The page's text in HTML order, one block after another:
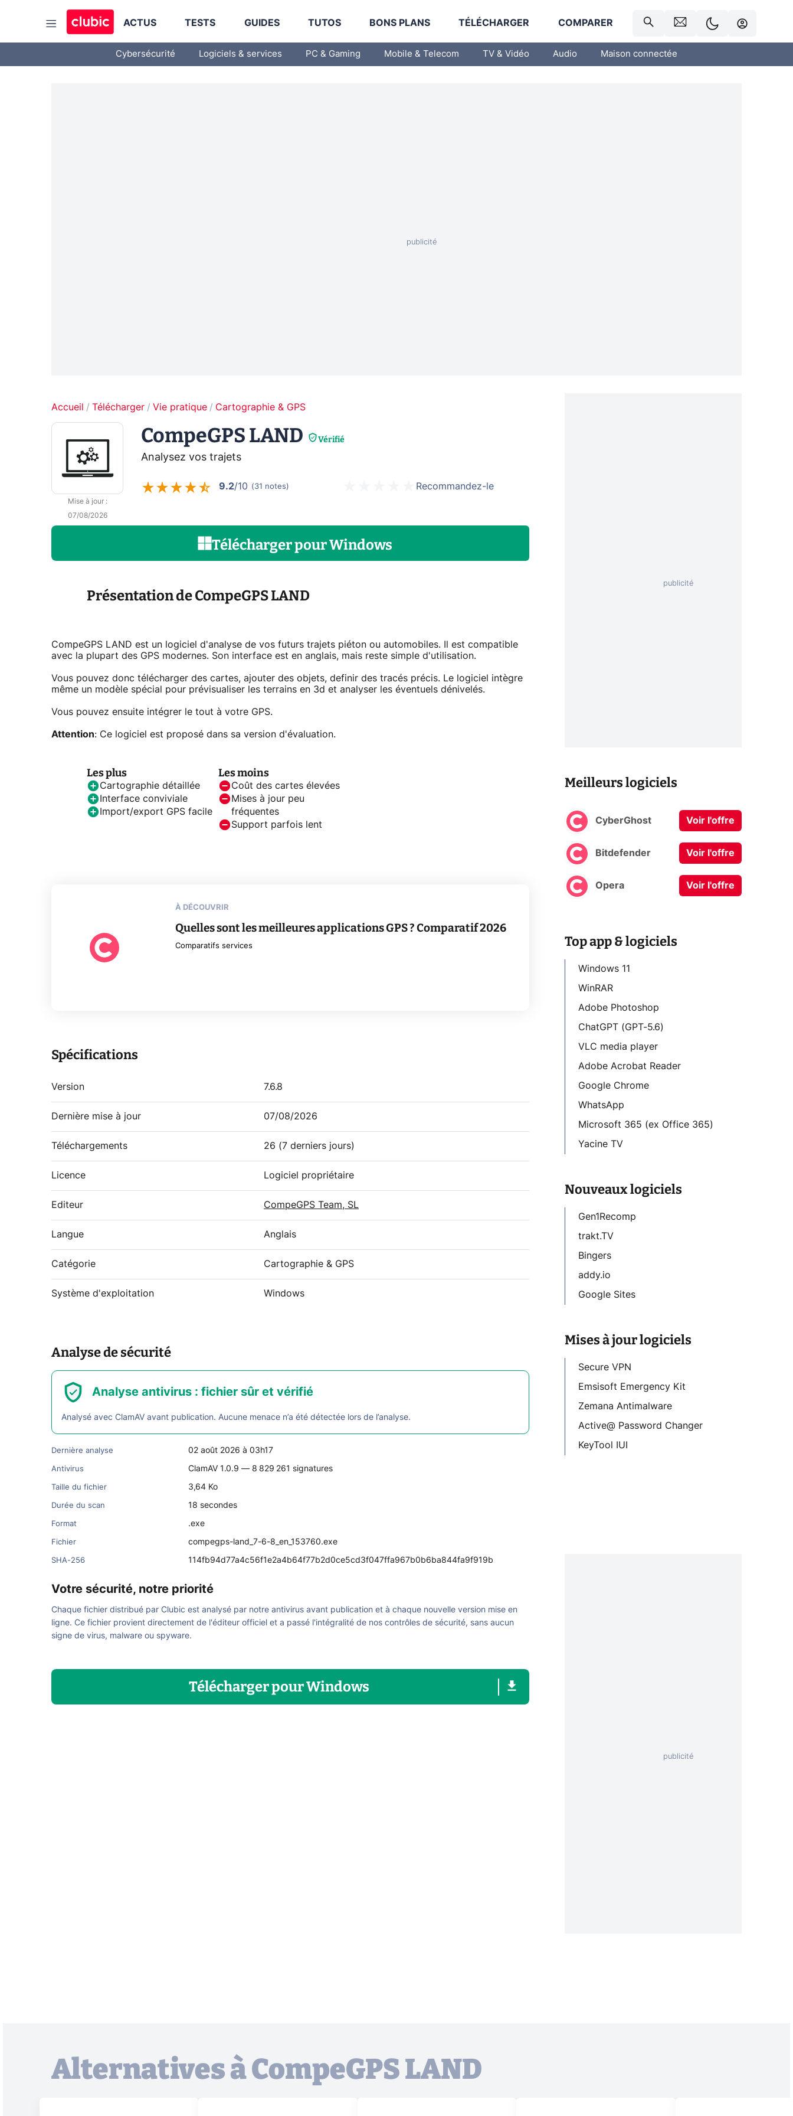
ACTUS TESTS GUIDES TUTOS BONS PLANS TÉLÉCHARGER COMPARER
Cybersécurité Logiciels & services PC & Gaming Mobile & Telecom TV & Vidéo Audio Maison connectée
Accueil Télécharger Vie pratique Cartographie & GPS
Mise à jour:
07/08/2026
CompeGPS LAND Vérifié
Analysez vos trajets
9.2/10 (31 notes) Recommandez-le
TéléchargerpourWindows
Présentation de CompeGPS LAND
CompeGPS LAND est un logiciel d'analyse de vos futurs trajets piéton ou automobiles. Il est compatible
avec la plupart des GPS modernes. Son interface est en anglais, mais reste simple d'utilisation.
Vous pouvez donc télécharger des cartes, ajouter des objets, definir des tracés précis. Le logiciel intègre
même un modèle spécial pour prévisualiser les terrains en 3d et analyser les éventuels dénivelés.
Vous pouvez ensuite intégrer le tout à votre GPS.
Attention: Ce logiciel est proposé dans sa version d'évaluation.
Les plus
Cartographie détaillée
Interface conviviale
Import/export GPS facile
Les moins
Coût des cartes élevées
Mises à jour peu
fréquentes
Support parfois lent
À DÉCOUVRIR
Quelles sont les meilleures applications GPS ? Comparatif 2026
Comparatifs services
Spécifications
Version 7.6.8
Dernière mise à jour 07/08/2026
Téléchargements 26 (7 derniers jours)
Licence Logiciel propriétaire
Editeur CompeGPS Team, SL
Langue Anglais
Catégorie Cartographie & GPS
Système d'exploitation Windows
Analyse de sécurité
Analyse antivirus : fichier sûr et vérifié
Analysé avec ClamAV avant publication. Aucune menace n’a été détectée lors de l’analyse.
Dernière analyse 02 août 2026 à 03h17
Antivirus ClamAV 1.0.9 — 8 829 261 signatures
Taille du fichier 3,64 Ko
Durée du scan 18 secondes
Format .exe
Fichier compegps-land_7-6-8_en_153760.exe
SHA-256 114fb94d77a4c56f1e2a4b64f77b2d0ce5cd3f047ffa967b0b6ba844fa9f919b
Votre sécurité, notre priorité
Chaque fichier distribué par Clubic est analysé par notre antivirus avant publication et à chaque nouvelle version mise en
ligne. Ce fichier provient directement de l'éditeur officiel et a passé l'intégralité de nos contrôles de sécurité, sans aucun
signe de virus, malware ou spyware.
TéléchargerpourWindows
Meilleurs logiciels
CyberGhost Voir l'offre
Bitdefender Voir l'offre
Opera Voir l'offre
Top app & logiciels
Windows 11
WinRAR
Adobe Photoshop
ChatGPT (GPT-5.6)
VLC media player
Adobe Acrobat Reader
Google Chrome
WhatsApp
Microsoft 365 (ex Office 365)
Yacine TV
Nouveaux logiciels
Gen1Recomp
trakt.TV
Bingers
addy.io
Google Sites
Mises à jour logiciels
Secure VPN
Emsisoft Emergency Kit
Zemana Antimalware
Active@ Password Changer
KeyTool IUI
Alternatives à CompeGPS LAND